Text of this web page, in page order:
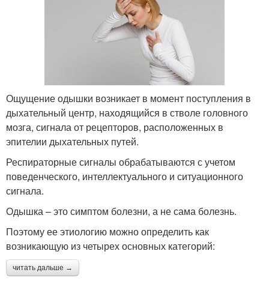
Ощущение одышки возникает в момент поступления в
дыхательный центр, находящийся в стволе головного
мозга, сигнала от рецепторов, расположенных в
эпителии дыхательных путей.
Респираторные сигналы обрабатываются с учетом
поведенческого, интеллектуального и ситуационного
сигнала.
Одышка – это симптом болезни, а не сама болезнь.
Поэтому ее этиологию можно определить как
возникающую из четырех основных категорий:
читать дальше →